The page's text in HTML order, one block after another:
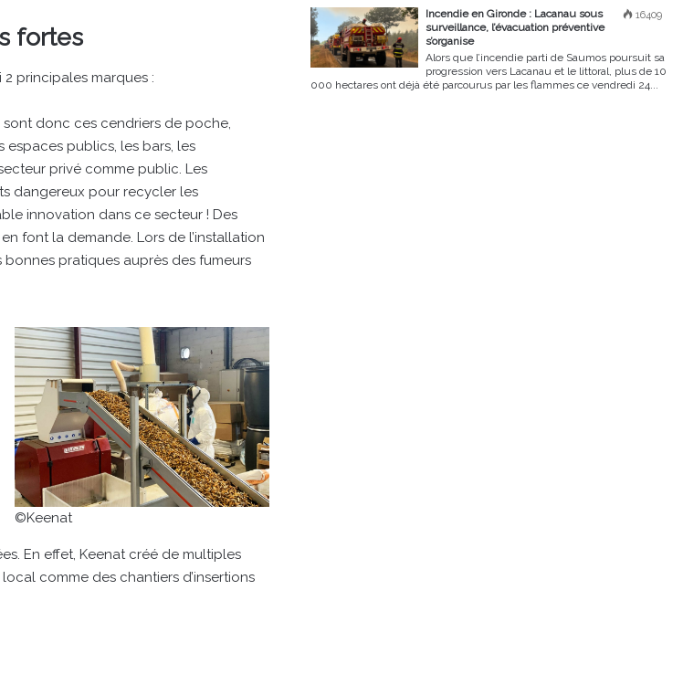
fortes
2 principales marques :
donc ces cendriers de poche,
espaces publics, les bars, les
privé comme public. Les
dangereux pour recycler les
innovation dans ce secteur ! Des
font la demande. Lors de l’installation
pratiques auprès des fumeurs
©Keenat
En effet, Keenat créé de multiples
comme des chantiers d’insertions
16409
Incendie en Gironde : Lacanau sous
surveillance, l’évacuation préventive
s’organise
Alors que l’incendie parti de Saumos poursuit sa
progression vers Lacanau et le littoral, plus de 10
000 hectares ont déjà été parcourus par les flammes ce vendredi 24...